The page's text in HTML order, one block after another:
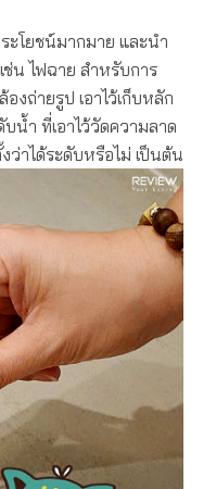
โยชน์มากมาย และนำ
ช่น ไฟฉาย สำหรับการ
งถ่ายรูป เอาไว้เก็บหลัก
น้ำ ที่เอาไว้วัดความลาด
ว่าได้ระดับหรือไม่ เป็นต้น